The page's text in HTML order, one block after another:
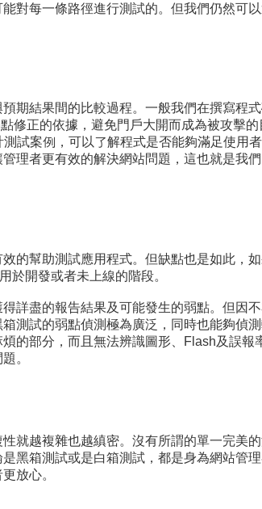
對每一條路徑進行測試的。但我們仍然可
期結果間的比較過程。一般我們在撰寫程
修正的依據，避免門戶大開而成為被攻擊
試案例，可以了解程式是否能夠滿足使用者
理者更有效的解決網站問題，這也就是我
的幫助測試應用程式。但缺點也是如此，
於開發或者未上線的階段。
詳盡的報告結果及可能發生的弱點。但因
測試的弱點偵測極為廣泛，同時也能夠偵
的部分，而且無法辨識圖形、Flash及誤報
。
就越複雜也越縝密。沒有所謂的單一完美
黑箱測試或是白箱測試，都是身為網站管
放心。